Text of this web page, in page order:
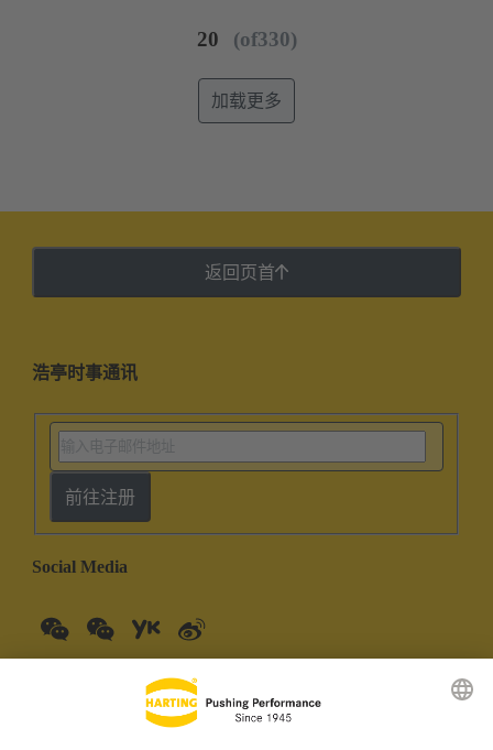
20 (of330)
加载更多
返回页首
浩亭时事通讯
前往注册
Social Media